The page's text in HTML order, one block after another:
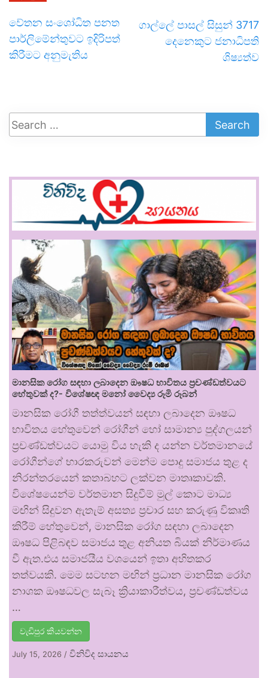
වේතන සංශෝධිත පනත
පාර්ලිමේන්තුවට ඉදිරිපත්
කිරීමට අනුමැතිය
ගාල්ලේ පාසල් සිසුන් 3717
දෙනෙකුට ජනාධිපති
ශිෂ්‍යත්ව
මානසික රෝග සඳහා ලබාදෙන ඖෂධ භාවිතය ප්‍රචණ්ඩත්වයට
හේතුවක් ද?- විශේෂඥ මනෝ වෛද්‍ය රූමි රූබන්
මානසික රෝගී තත්ත්වයන් සඳහා ලබාදෙන ඖෂධ
භාවිතය හේතුවෙන් රෝගීන් හෝ සාමාන්‍ය පුද්ගලයන්
ප්‍රචණ්ඩත්වයට යොමු විය හැකි ද යන්න වර්තමානයේ
රෝගීන්ගේ භාරකරුවන් මෙන්ම පොදු සමාජය තුළ ද
නිරන්තරයෙන් කතාබහට ලක්වන මාතෘකාවකි.
විශේෂයෙන්ම වර්තමාන සිදුවීම් මුල් කොට මාධ්‍ය
මඟින් සිදුවන ඇතැම් අසත්‍ය ප්‍රචාර සහ කරුණු විකෘති
කිරීම් හේතුවෙන්, මානසික රෝග සඳහා ලබාදෙන
ඖෂධ පිළිබඳව සමාජය තුළ අනියත බියක් නිර්මාණය
වී ඇත.එය සමාජයීය වශයෙන් ඉතා අහිතකර
තත්වයකි. මෙම සටහන මඟින් ප්‍රධාන මානසික රෝග
නාශක ඖෂධවල සැබෑ ක්‍රියාකාරීත්වය, ප්‍රචණ්ඩත්වය
…
වැඩිපුර කියවන්න
July 15, 2026 / විනිවිද සායනය